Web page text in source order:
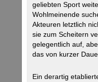
geliebten Sport
Wohlmeinende
Akteuren letztlich
sie zum Scheitern
gelegentlich auf,
das von kurzer
Ein derartig